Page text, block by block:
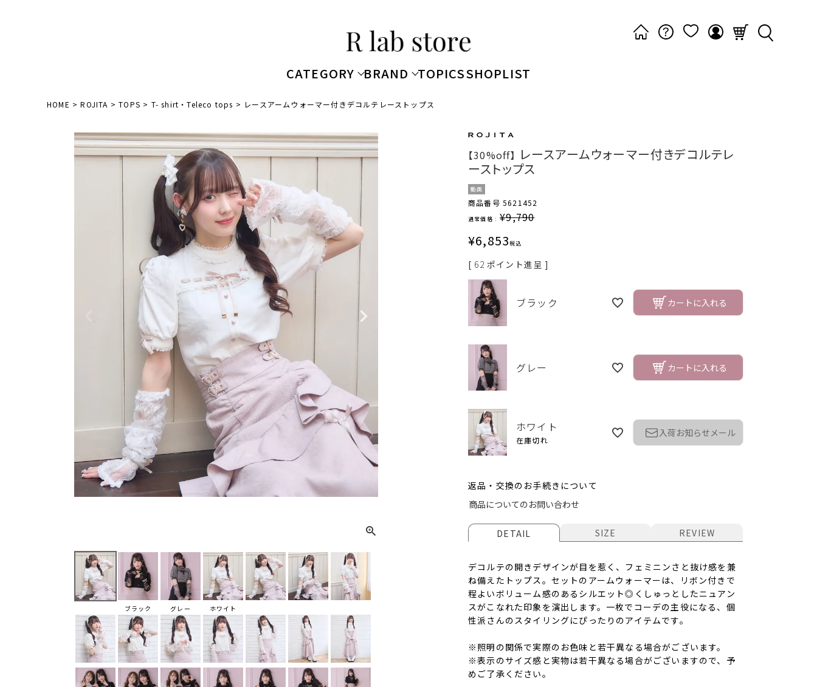
CATEGORY BRAND TOPICSSHOPLIST
HOME ROJITA TOPS T- shirt・Teleco tops レースアームウォーマー付きデコルテレーストップス
ブラック
ブラック グレー ホワイト
【30%off】 レースアームウォーマー付きデコルテレ
ーストップス
動画
商品番号 5621452
通常価格 : ¥9,790
¥6,853税込
[ 62 ポイント進呈 ]
ブラック カートに入れる
グレー カートに入れる
ホワイト
在庫切れ
入荷お知らせメール
返品・交換のお手続きについて
商品についてのお問い合わせ
DETAIL SIZE REVIEW
デコルテの開きデザインが目を惹く、フェミニンさと抜け感を兼
ね備えたトップス。セットのアームウォーマーは、リボン付きで
程よいボリューム感のあるシルエット◎くしゅっとしたニュアン
スがこなれた印象を演出します。一枚でコーデの主役になる、個
性派さんのスタイリングにぴったりのアイテムです。
※照明の関係で実際のお色味と若干異なる場合がございます。
※表示のサイズ感と実物は若干異なる場合がございますので、予
めご了承ください。